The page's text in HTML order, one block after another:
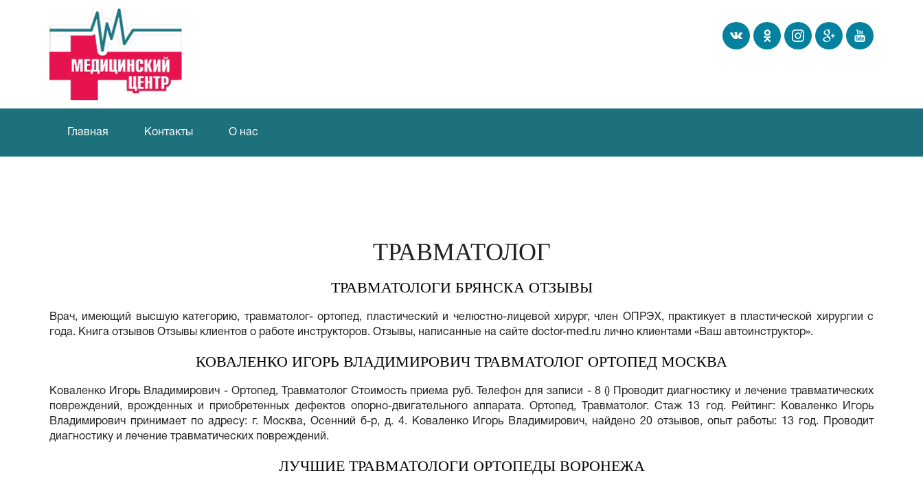
Главная Контакты О нас
ТРАВМАТОЛОГ
ТРАВМАТОЛОГИ БРЯНСКА ОТЗЫВЫ
Врач, имеющий высшую категорию, травматолог- ортопед, пластический и челюстно-лицевой хирург, член ОПРЭХ, практикует в пластической хирургии с
года. Книга отзывов Отзывы клиентов о работе инструкторов. Отзывы, написанные на сайте doctor-med.ru лично клиентами «Ваш автоинструктор».
КОВАЛЕНКО ИГОРЬ ВЛАДИМИРОВИЧ ТРАВМАТОЛОГ ОРТОПЕД МОСКВА
Коваленко Игорь Владимирович - Ортопед, Травматолог Стоимость приема руб. Телефон для записи - 8 () Проводит диагностику и лечение травматических
повреждений, врожденных и приобретенных дефектов опорно-двигательного аппарата. Ортопед, Травматолог. Стаж 13 год. Рейтинг: Коваленко Игорь
Владимирович принимает по адресу: г. Москва, Осенний б-р, д. 4. Коваленко Игорь Владимирович, найдено 20 отзывов, опыт работы: 13 год. Проводит
диагностику и лечение травматических повреждений.
ЛУЧШИЕ ТРАВМАТОЛОГИ ОРТОПЕДЫ ВОРОНЕЖА